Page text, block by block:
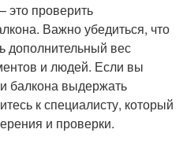
это проверить
Важно убедиться, что
дополнительный вес
и людей. Если вы
балкона выдержать
к специалисту, который
и проверки.